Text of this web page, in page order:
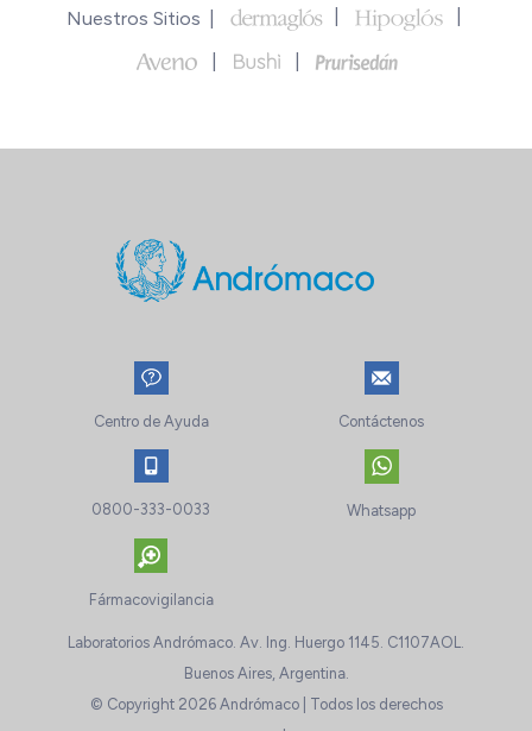
Nuestros Sitios
Centro de Ayuda Contáctenos
0800-333-0033 Whatsapp
Fármacovigilancia
Laboratorios Andrómaco. Av. Ing. Huergo 1145. C1107AOL.
Buenos Aires, Argentina.
© Copyright 2026 Andrómaco | Todos los derechos